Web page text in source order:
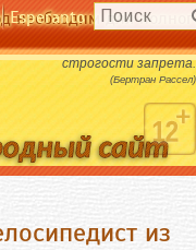
необходим для
Esperanto
желания пропорциональна
строгости запрета.
(Бертран Рассел)
из